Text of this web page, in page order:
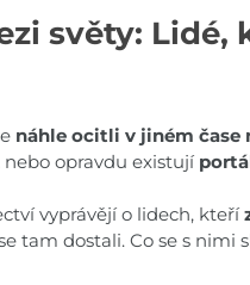
světy: Lidé,
náhle ocitli v jiném čase
opravdu existují
vyprávějí o lidech, kteří
tam dostali. Co se s nimi